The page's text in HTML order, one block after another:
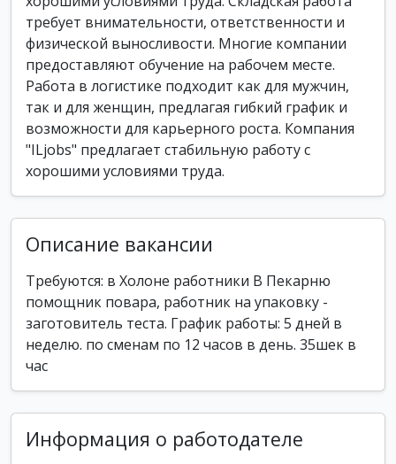
требует внимательности, ответственности и
физической выносливости. Многие компании
предоставляют обучение на рабочем месте.
Работа в логистике подходит как для мужчин,
так и для женщин, предлагая гибкий график и
возможности для карьерного роста. Компания
"ILjobs" предлагает стабильную работу с
хорошими условиями труда.
Описание вакансии
Требуются: в Холоне работники В Пекарню
помощник повара, работник на упаковку -
заготовитель теста. График работы: 5 дней в
неделю. по сменам по 12 часов в день. 35шек в
час
Информация о работодателе